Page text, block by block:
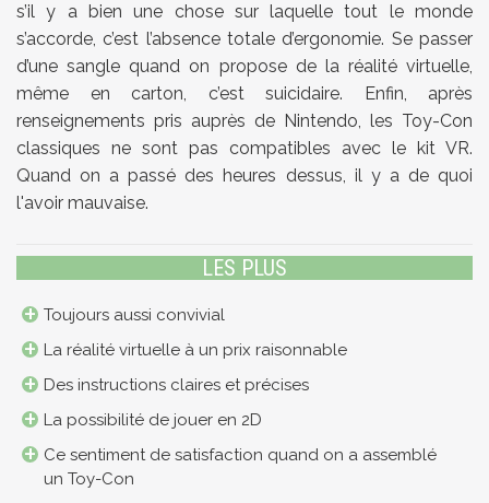
s’il y a bien une chose sur laquelle tout le monde
s’accorde, c’est l’absence totale d’ergonomie. Se passer
d’une sangle quand on propose de la réalité virtuelle,
même en carton, c’est suicidaire. Enfin, après
renseignements pris auprès de Nintendo, les Toy-Con
classiques ne sont pas compatibles avec le kit VR.
Quand on a passé des heures dessus, il y a de quoi
l'avoir mauvaise.
LES PLUS
Toujours aussi convivial
La réalité virtuelle à un prix raisonnable
Des instructions claires et précises
La possibilité de jouer en 2D
Ce sentiment de satisfaction quand on a assemblé
un Toy-Con